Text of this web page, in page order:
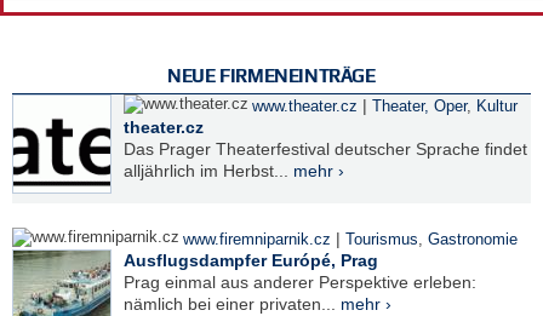
NEUE FIRMENEINTRÄGE
www.theater.cz | Theater, Oper, Kultur
theater.cz
Das Prager Theaterfestival deutscher Sprache findet
alljährlich im Herbst... mehr ›
www.firemniparnik.cz | Tourismus, Gastronomie
Ausflugsdampfer Európé, Prag
Prag einmal aus anderer Perspektive erleben:
nämlich bei einer privaten... mehr ›